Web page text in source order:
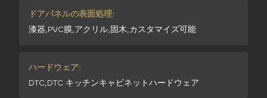
ドアパネルの表面処理:
漆器,PVC膜,アクリル,固木,カスタマイズ可能
ハードウェア:
DTC,DTC キッチンキャビネットハードウェア